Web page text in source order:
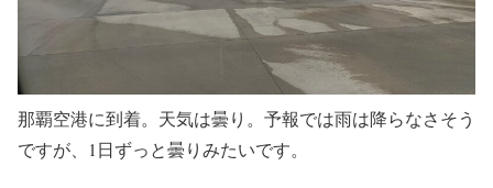
那覇空港に到着。天気は曇り。予報では雨は降らなさそう
ですが、1日ずっと曇りみたいです。